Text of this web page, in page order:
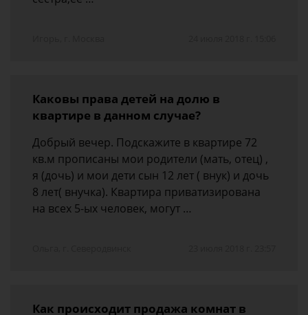
Каковы права детей на долю в
квартире в данном случае?
Добрый вечер. Подскажите в квартире 72
кв.м прописаны мои родители (мать, отец) ,
я (дочь) и мои дети сын 12 лет ( внук) и дочь
8 лет( внучка). Квартира приватизирована
на всех 5-ых человек, могут …
Как происходит продажа комнат в